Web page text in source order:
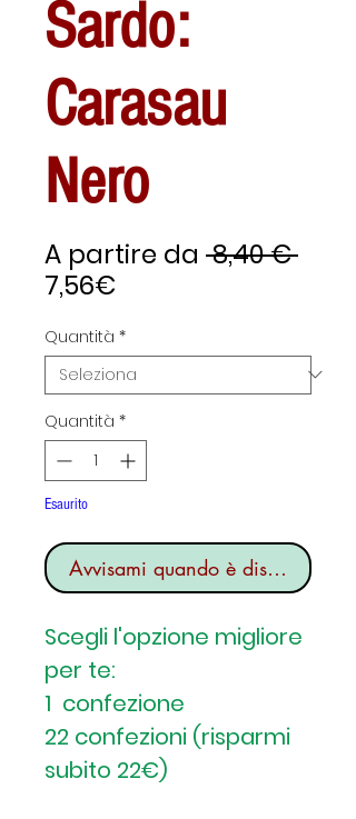
Sardo:
Carasau
Nero
A partire da 8,40 €
7,56€
Quantità *
Quantità *
Esaurito
Avvisami quando è disponibile
Scegli l'opzione migliore
per te:
1 confezione
22 confezioni (risparmi
subito 22€)